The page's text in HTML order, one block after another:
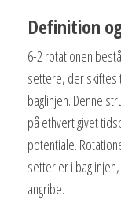
Definition
6-2 rotationen
settere, der
baglinjen. Denne
på ethvert givet
potentiale.
setter er i
angribe.